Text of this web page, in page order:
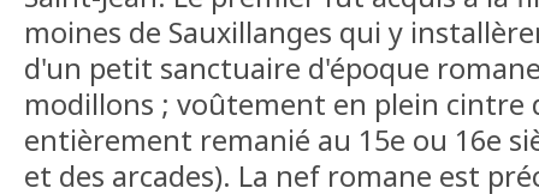
moines de Sauxillanges qui y
d'un petit sanctuaire d'époque
modillons ; voûtement en plein cintre
entièrement remanié au 15e ou 16e
et des arcades). La nef romane est